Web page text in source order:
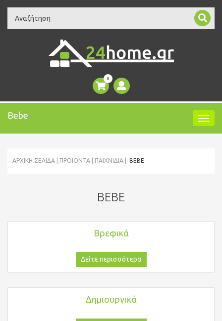
Search
0
Bebe
ΑΡΧΙΚΉ ΣΕΛΊΔΑ ΠΡΟΪΌΝΤΑ ΠΑΙΧΝΙΔΙΑ BEBE
BEBE
Βρεφικά
Δείτε περισσότερα
Δημιουργικά